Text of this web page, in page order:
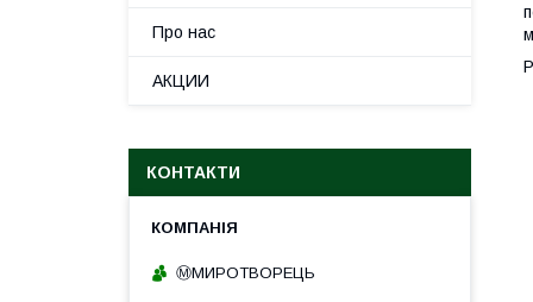
Про нас
АКЦИИ
КОНТАКТИ
Ⓜ️МИРОТВОРЕЦЬ